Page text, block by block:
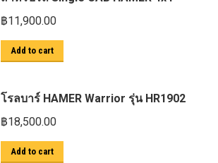
฿11,900.00
Add to cart
โรลบาร์ HAMER Warrior รุ่น HR1902
฿18,500.00
Add to cart